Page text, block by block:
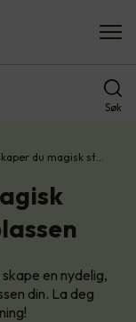
Søk
du magisk st…
skape en nydelig,
din. La deg